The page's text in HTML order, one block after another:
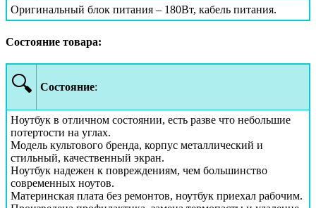
Оригинальный блок питания – 180Вт, кабель питания.
Состояние товара:
🔍 Состояние:
Ноутбук в отличном состоянии, есть разве что небольшие
потертости на углах.
Модель культового бренда, корпус металлический и
стильный, качественный экран.
Ноутбук надежен к повреждениям, чем большинство
современных ноутов.
Материнская плата без ремонтов, ноутбук приехал рабочим.